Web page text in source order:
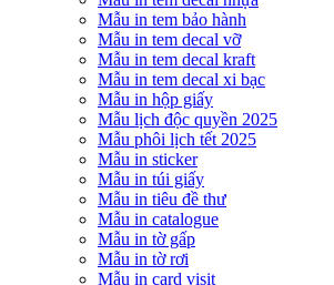
Mẫu in tem bảo hành
Mẫu in tem decal vỡ
Mẫu in tem decal kraft
Mẫu in tem decal xi bạc
Mẫu in hộp giấy
Mẫu lịch độc quyền 2025
Mẫu phôi lịch tết 2025
Mẫu in sticker
Mẫu in túi giấy
Mẫu in tiêu đề thư
Mẫu in catalogue
Mẫu in tờ gấp
Mẫu in tờ rơi
Mẫu in card visit